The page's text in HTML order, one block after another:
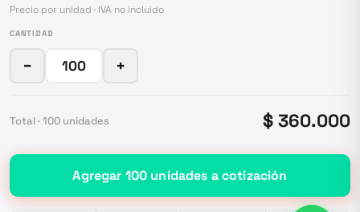
Precio por unidad · IVA no incluido
CANTIDAD
− +
Total · 100 unidades $ 360.000
Agregar 100 unidades a cotización